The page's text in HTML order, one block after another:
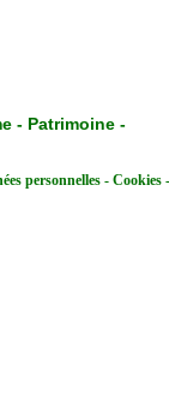
- Patrimoine -
personnelles - Cookies